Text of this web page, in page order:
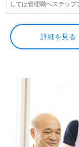
しては管理職へステッ
の給与：時給930円 ◎早
当：時給150円プラス
詳細を見る